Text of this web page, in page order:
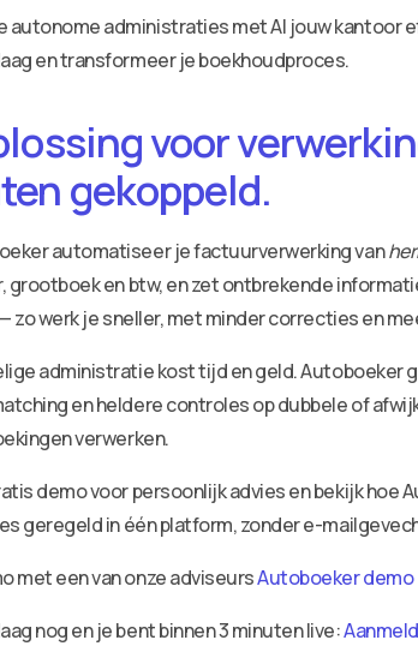
autonome administraties met AI jouw kantoor
en transformeer je boekhoudproces.
voor
gekoppeld.
automatiseer je factuurverwerking van
grootboek en btw, en zet ontbrekende
zo werk je sneller, met minder correcties en
administratie kost tijd en geld. Autoboeker
en heldere controles op dubbele of
verwerken.
demo voor persoonlijk advies en bekijk
geregeld in één platform, zonder e-
met een van onze adviseursAutoboeker demo
nog en je bent binnen 3 minuten live: